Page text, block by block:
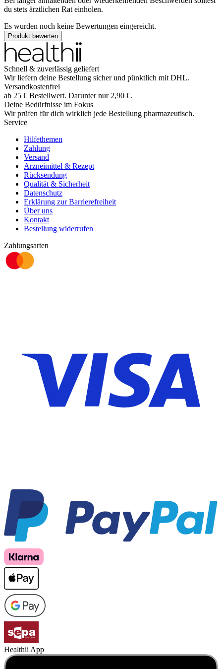
du stets ärztlichen Rat einholen.
Es wurden noch keine Bewertungen eingereicht.
Produkt bewerten
Schnell & zuverlässig geliefert
Wir liefern deine Bestellung sicher und pünktlich mit DHL.
Versandkostenfrei
ab 25 € Bestellwert. Darunter nur 2,90 €.
Deine Bedürfnisse im Fokus
Wir prüfen für dich wirklich jede Bestellung pharmazeutisch.
Service
Hilfethemen
Zahlung
Versand
Arzneimittel & Rezept
Rücksendung
Qualität & Sicherheit
Datenschutz
Erklärung zur Barrierefreiheit
Über uns
Kontakt
Bestellung widerrufen
Zahlungsarten
Healthii App